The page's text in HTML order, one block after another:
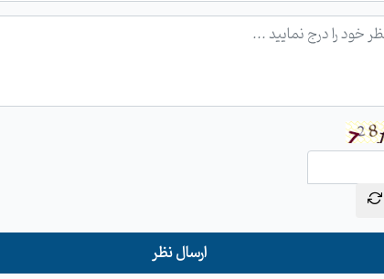
ارسال نظر